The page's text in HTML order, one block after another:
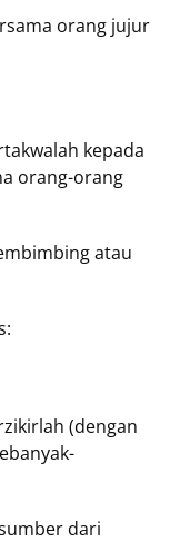
orang jujur
kepada
orang-orang
atau
(dengan
dari